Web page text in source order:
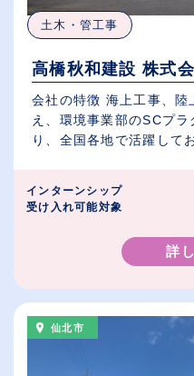
土木・管工事
高橋秋和建設 株式
会社の特徴 海上工事、陸
え、環境事業部のSCプ
り、全国各地で活躍して
インターンシップ
受け入れ可能対象
詳
仙北市